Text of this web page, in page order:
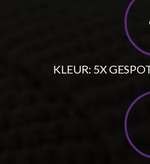
KLEUR: 5X